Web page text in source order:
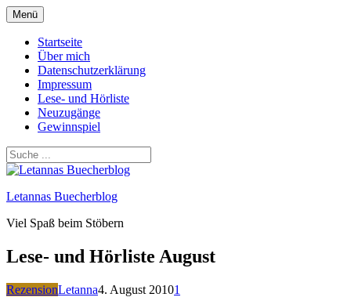
Zum
Inhalt
springen
Menü
Startseite
Über mich
Datenschutzerklärung
Impressum
Lese- und Hörliste
Neuzugänge
Gewinnspiel
Letannas Buecherblog
Viel Spaß beim Stöbern
Lese- und Hörliste August
RezensionLetanna4. August 20101